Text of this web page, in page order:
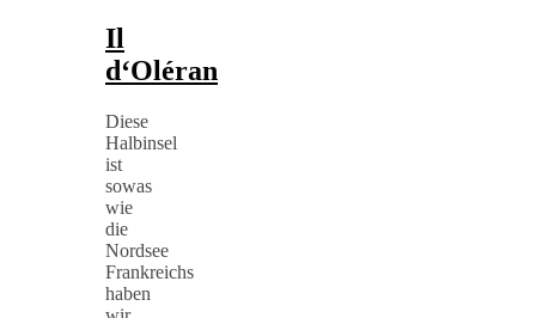
Il
d‘Oléran
Diese
Halbinsel
ist
sowas
wie
die
Nordsee
Frankreichs
haben